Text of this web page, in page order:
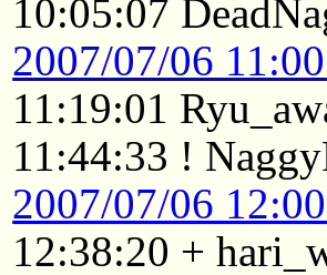
10:05:07
2007/07/06
11:19:01
11:44:33 !
2007/07/06
12:38:20 +